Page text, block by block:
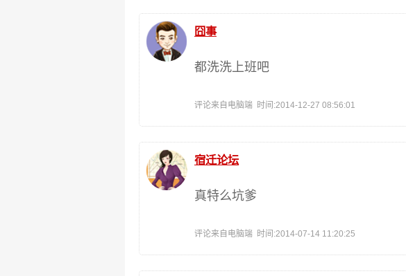
囧事
都洗洗上班吧
评论来自电脑端 时间:2014-12-27 08:56:01
宿迁论坛
真特么坑爹
评论来自电脑端 时间:2014-07-14 11:20:25